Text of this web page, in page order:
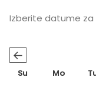
Izberite datume za
←
Su Mo